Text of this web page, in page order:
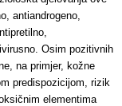
antiandrogeno,
Osim pozitivnih
na primjer, kožne
predispozicijom, rizik
elementima